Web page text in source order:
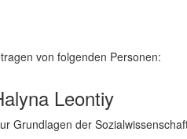
von folgenden Personen:
Leontiy
Grundlagen der